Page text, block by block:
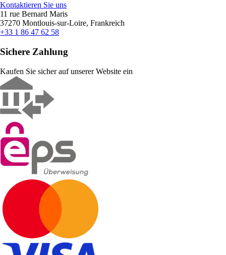
Kontaktieren Sie uns
11 rue Bernard Maris
37270 Montlouis-sur-Loire, Frankreich
+33 1 86 47 62 58
Sichere Zahlung
Kaufen Sie sicher auf unserer Website ein